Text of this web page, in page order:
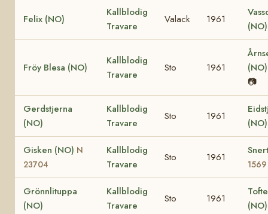
Felix (NO)
Kallblodig
Travare
Valack 1961
Fröy Blesa (NO)
Kallblodig
Travare
Sto 1961
📷
Gerdstjerna
(NO)
Kallblodig
Travare
Sto 1961
Gisken (NO) N
23704
Kallblodig
Travare
Sto 1961
1569
Grönnlituppa
(NO)
Kallblodig
Travare
Sto 1961